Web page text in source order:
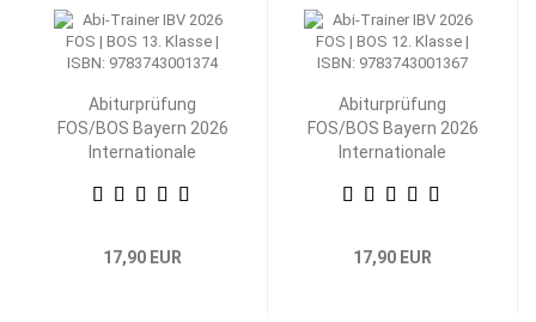
Abiturprüfung
FOS/BOS Bayern 2026
Internationale
Volkswirtschaftslehre
17,90 EUR
Abiturprüfung
FOS/BOS Bayern 2026
Internationale
Volkswirtschaftslehre
17,90 EUR